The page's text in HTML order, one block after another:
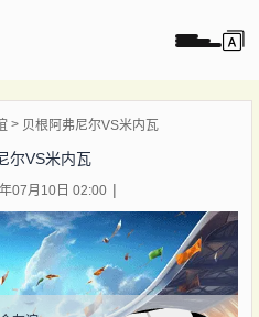
贝根阿弗尼尔VS米内瓦
尔VS米内瓦
07月10日 02:00